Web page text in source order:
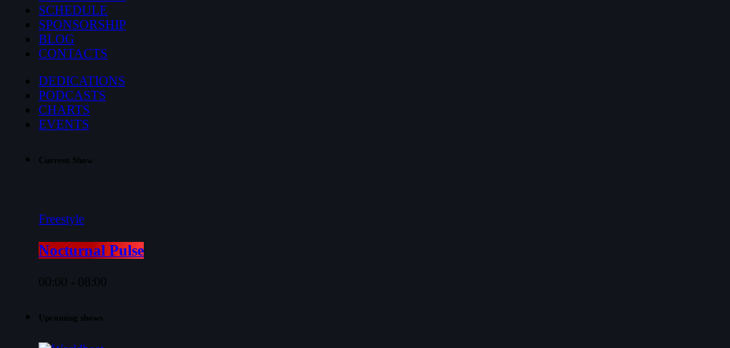
SCHEDULE
SPONSORSHIP
BLOG
CONTACTS
DEDICATIONS
PODCASTS
CHARTS
EVENTS
Current Show
Freestyle
Nocturnal Pulse
00:00 - 08:00
Upcoming shows